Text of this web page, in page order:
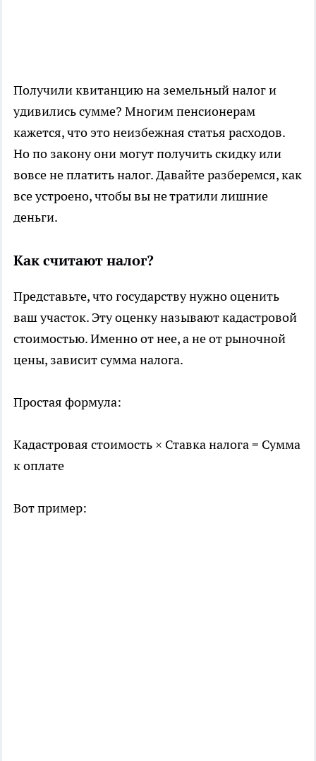
Получили квитанцию на земельный налог и
удивились сумме? Многим пенсионерам
кажется, что это неизбежная статья расходов.
Но по закону они могут получить скидку или
вовсе не платить налог. Давайте разберемся, как
все устроено, чтобы вы не тратили лишние
деньги.
Как считают налог?
Представьте, что государству нужно оценить
ваш участок. Эту оценку называют кадастровой
стоимостью. Именно от нее, а не от рыночной
цены, зависит сумма налога.
Простая формула:
Кадастровая стоимость × Ставка налога = Сумма
к оплате
Вот пример: